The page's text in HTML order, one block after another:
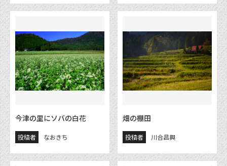
今津の里にソバの白花
投稿者 なおきち
畑の棚田
投稿者 川合昌興